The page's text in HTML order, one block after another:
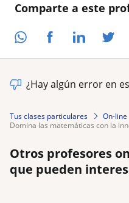
Comparte a este
¿Hay algún error en
Tus clases particulares On-line
domina las matemáticas con la
Otros profesores
que pueden